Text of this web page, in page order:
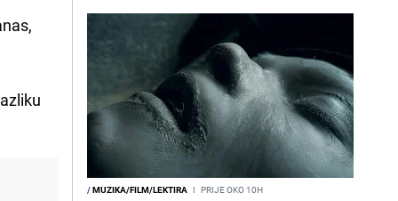
/MUZIKA/FILM/LEKTIRA I PRIJE OKO 10H